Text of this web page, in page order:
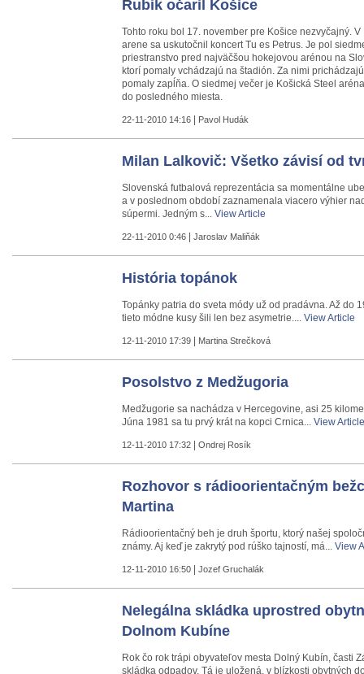
Rubik očaril Košice
Tohto roku bol 17. november pre Košice nezvyčajný.
arene sa uskutočnil koncert Tu es Petrus. Je pol
priestranstvo pred najväčšou hokejovou arénou na
ktorí pomaly vchádzajú na štadión. Za nimi
pomaly zapĺňa. O siedmej večer je Košická Steel
do posledného miesta.
22-11-2010 14:16 Pavol Hudák
Milan Lalkovič: Všetko závisí od
Slovenská futbalová reprezentácia sa momentálne
a v poslednom období zaznamenala viacero výhier
súpermi. Jedným s... View Article
22-11-2010 0:46 Jaroslav Maliňák
História topánok
Topánky patria do sveta módy už od pradávna. Až do
tieto módne kusy šili len bez asymetrie.... View Article
12-11-2010 17:39 Martina Strečková
Posolstvo z Medžugoria
Medžugorie sa nachádza v Hercegovine, asi 25
Júna 1981 sa tu prvý krát na kopci Crnica... View Article
12-11-2010 17:32 Ondrej Rosík
Rozhovor s rádioorientačným
Martina
Rádioorientačný beh je druh športu, ktorý našej
známy. Aj keď je zakrytý pod rúško tajností, má... View
12-11-2010 16:50 Jozef Gruchalák
Nelegálna skládka uprostred
Dolnom Kubíne
Rok čo rok trápi obyvateľov mesta Dolný Kubín, časti
skládka odpadov. Tá je uložená, v blízkosti obytných